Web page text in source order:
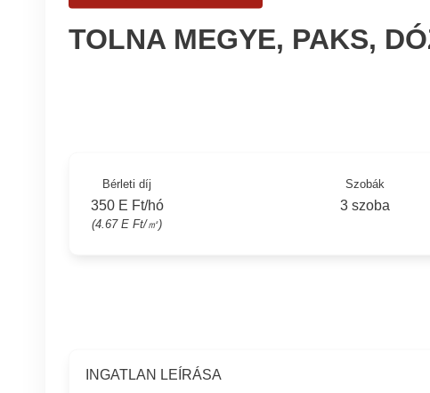
TOLNA MEGYE, PAKS,
Bérleti díj
350 E Ft/hó
(4.67 E Ft/㎡)
Szobák
3 szoba
INGATLAN LEÍRÁSA